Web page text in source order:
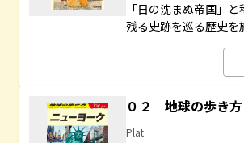
「日の沈まぬ帝国」
残る史跡を巡る歴史を
０２ 地球の歩き
Plat